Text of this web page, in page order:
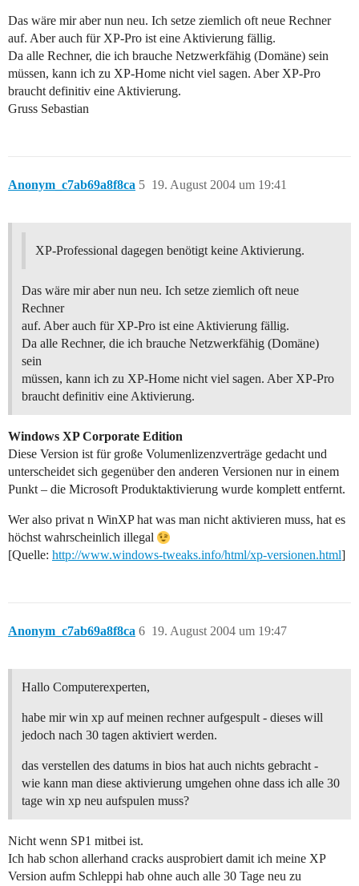
Das wäre mir aber nun neu. Ich setze ziemlich oft neue Rechner
auf. Aber auch für XP-Pro ist eine Aktivierung fällig.
Da alle Rechner, die ich brauche Netzwerkfähig (Domäne) sein
müssen, kann ich zu XP-Home nicht viel sagen. Aber XP-Pro
braucht definitiv eine Aktivierung.
Gruss Sebastian
Anonym_c7ab69a8f8ca 19. August 2004 um 19:41
5
XP-Professional dagegen benötigt keine Aktivierung.
Das wäre mir aber nun neu. Ich setze ziemlich oft neue
Rechner
auf. Aber auch für XP-Pro ist eine Aktivierung fällig.
Da alle Rechner, die ich brauche Netzwerkfähig (Domäne)
sein
müssen, kann ich zu XP-Home nicht viel sagen. Aber XP-Pro
braucht definitiv eine Aktivierung.
Windows XP Corporate Edition
Diese Version ist für große Volumenlizenzverträge gedacht und
unterscheidet sich gegenüber den anderen Versionen nur in einem
Punkt – die Microsoft Produktaktivierung wurde komplett entfernt.
Wer also privat n WinXP hat was man nicht aktivieren muss, hat es
höchst wahrscheinlich illegal
[Quelle: http://www.windows-tweaks.info/html/xp-versionen.html]
Anonym_c7ab69a8f8ca 19. August 2004 um 19:47
6
Hallo Computerexperten,
habe mir win xp auf meinen rechner aufgespult - dieses will
jedoch nach 30 tagen aktiviert werden.
das verstellen des datums in bios hat auch nichts gebracht -
wie kann man diese aktivierung umgehen ohne dass ich alle 30
tage win xp neu aufspulen muss?
Nicht wenn SP1 mitbei ist.
Ich hab schon allerhand cracks ausprobiert damit ich meine XP
Version aufm Schleppi hab ohne auch alle 30 Tage neu zu